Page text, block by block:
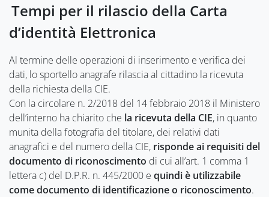
Tempi per il rilascio della Carta
d’identità Elettronica
Al termine delle operazioni di inserimento e verifica dei
dati, lo sportello anagrafe rilascia al cittadino la ricevuta
della richiesta della CIE.
Con la circolare n. 2/2018 del 14 febbraio 2018 il Ministero
dell’interno ha chiarito che la ricevuta della CIE, in quanto
munita della fotografia del titolare, dei relativi dati
anagrafici e del numero della CIE, risponde ai requisiti del
documento di riconoscimento di cui all’art. 1 comma 1
lettera c) del D.P.R. n. 445/2000 e quindi è utilizzabile
come documento di identificazione o riconoscimento.